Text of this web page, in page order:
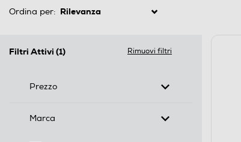
Ordina per:
Filtri Attivi (1) Rimuovi filtri
Prezzo
Marca